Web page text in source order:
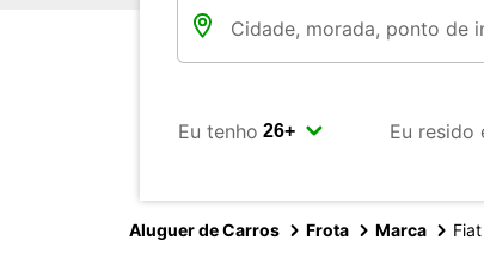
Eu tenho Eu resido
Aluguer de Carros Frota Marca Fiat